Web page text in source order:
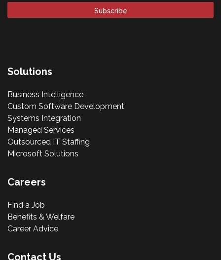
Solutions
Business Intelligence
Custom Software Development
Systems Integration
Managed Services
Outsourced IT Staffing
Microsoft Solutions
Careers
Find a Job
Benefits & Welfare
Career Advice
Contact Us